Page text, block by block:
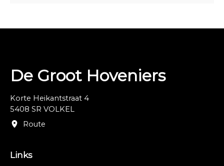
De Groot Hoveniers
Korte Heikantstraat 4
5408 SR VOLKEL
Route
Links